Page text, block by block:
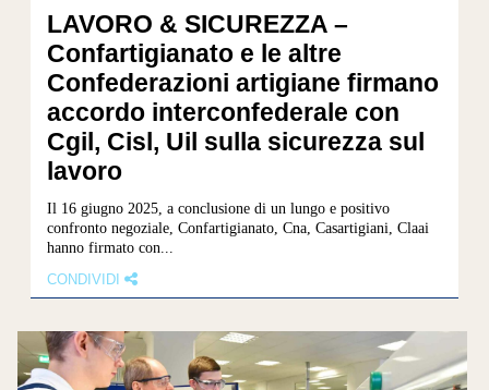
LAVORO & SICUREZZA –
Confartigianato e le altre
Confederazioni artigiane firmano
accordo interconfederale con
Cgil, Cisl, Uil sulla sicurezza sul
lavoro
Il 16 giugno 2025, a conclusione di un lungo e positivo
confronto negoziale, Confartigianato, Cna, Casartigiani, Claai
hanno firmato con...
CONDIVIDI